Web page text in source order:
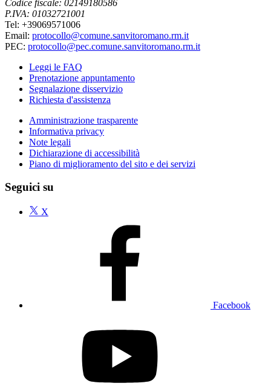
Codice fiscale: 02149180586
P.IVA: 01032721001
Tel: +39069571006
Email: protocollo@comune.sanvitoromano.rm.it
PEC: protocollo@pec.comune.sanvitoromano.rm.it
Leggi le FAQ
Prenotazione appuntamento
Segnalazione disservizio
Richiesta d'assistenza
Amministrazione trasparente
Informativa privacy
Note legali
Dichiarazione di accessibilità
Piano di miglioramento del sito e dei servizi
Seguici su
X
Facebook